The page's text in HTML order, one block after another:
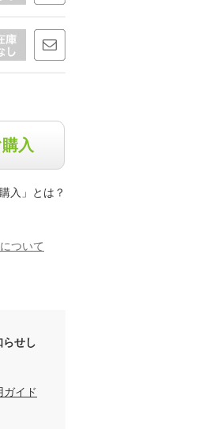
入
入」とは？
ついて
らせし
ガイド